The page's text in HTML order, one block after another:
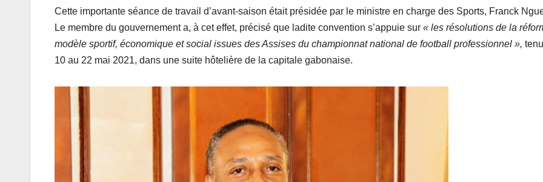
Cette importante séance de travail d’avant-saison était présidée par le ministre en charge des Sports, Franck
Le membre du gouvernement a, à cet effet, précisé que ladite convention s’appuie sur « les résolutions de la
modèle sportif, économique et social issues des Assises du championnat national de football professionnel »,
10 au 22 mai 2021, dans une suite hôtelière de la capitale gabonaise.